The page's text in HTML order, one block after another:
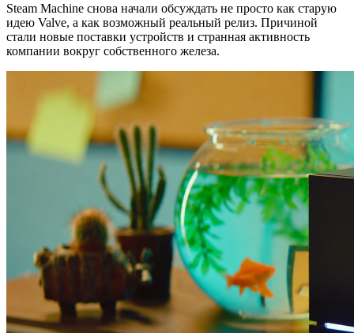
Steam Machine снова начали обсуждать не просто как старую
идею Valve, а как возможный реальный релиз. Причиной
стали новые поставки устройств и странная активность
компании вокруг собственного железа.